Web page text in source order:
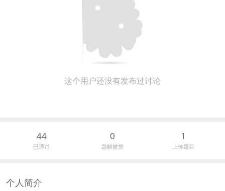
这个用户还没有发布过讨论
44
已通过
0
题解被赞
1
上传题目
个人简介